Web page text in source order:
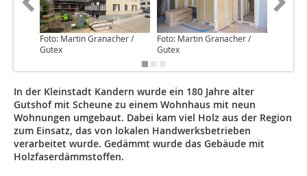
Foto: Martin Granacher /
Gutex
Foto: Martin Granacher /
Gutex
In der Kleinstadt Kandern wurde ein 180 Jahre alter
Gutshof mit Scheune zu einem Wohnhaus mit neun
Wohnungen umgebaut. Dabei kam viel Holz aus der Region
zum Einsatz, das von lokalen Handwerksbetrieben
verarbeitet wurde. Gedämmt wurde das Gebäude mit
Holzfaserdämmstoffen.